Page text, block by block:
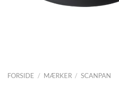
FORSIDE / MÆRKER / SCANPAN